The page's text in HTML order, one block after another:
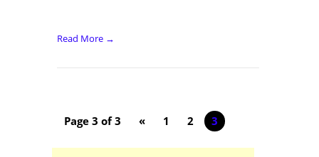
Read More →
Page 3 of 3 « 1 2 3